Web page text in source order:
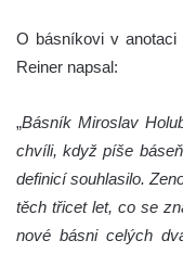
O básníkovi v anotaci
Reiner napsal:
„Básník Miroslav
chvíli, když píše
definicí souhlasilo.
těch třicet let, co se
nové básni celých